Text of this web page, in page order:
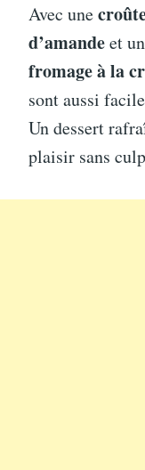
Avec une
d’amandeet
fromage à la
sont aussi
Un dessert
plaisir sans